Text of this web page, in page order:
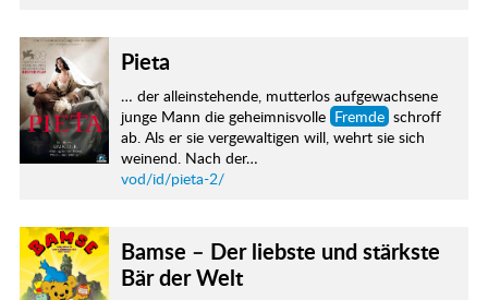
Pieta
… der alleinstehende, mutterlos aufgewachsene
junge Mann die geheimnisvolle Fremde schroff
ab. Als er sie vergewaltigen will, wehrt sie sich
weinend. Nach der…
vod/id/pieta-2/
Bamse – Der liebste und stärkste
Bär der Welt